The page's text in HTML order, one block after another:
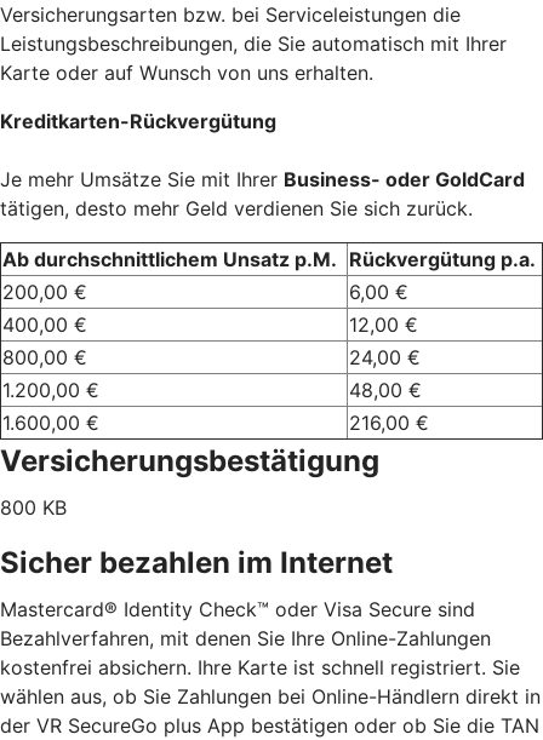
Versicherungsarten bzw. bei Serviceleistungen die
Leistungsbeschreibungen, die Sie automatisch mit Ihrer
Karte oder auf Wunsch von uns erhalten.
Kreditkarten-Rückvergütung
Je mehr Umsätze Sie mit Ihrer Business- oder GoldCard
tätigen, desto mehr Geld verdienen Sie sich zurück.
Ab durchschnittlichem Unsatz p.M. Rückvergütung p.a.
200,00 €
6,00 €
400,00 €
12,00 €
800,00 €
24,00 €
1.200,00 €
48,00 €
1.600,00 €
216,00 €
Versicherungsbestätigung
800 KB
Sicher bezahlen im Internet
Mastercard® Identity Check™ oder Visa Secure sind
Bezahlverfahren, mit denen Sie Ihre Online-Zahlungen
kostenfrei absichern. Ihre Karte ist schnell registriert. Sie
wählen aus, ob Sie Zahlungen bei Online-Händlern direkt in
der VR SecureGo plus App bestätigen oder ob Sie die TAN